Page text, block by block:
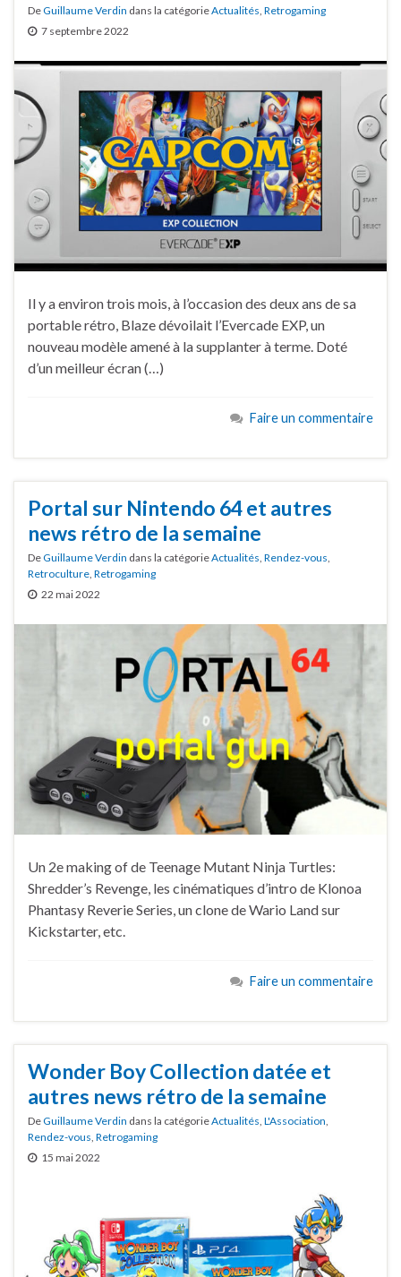
DeGuillaume Verdin dans la catégorieActualités, Retrogaming
7 septembre 2022
Il y a environ trois mois, à l’occasion des deux ans de sa
portable rétro, Blaze dévoilait l’Evercade EXP, un
nouveau modèle amené à la supplanter à terme. Doté
d’un meilleur écran (…)
Faire un commentaire
Portal sur Nintendo 64 et autres
news rétro de la semaine
DeGuillaume Verdin dans la catégorieActualités, Rendez-vous,
Retroculture, Retrogaming
22 mai 2022
Un 2e making of de Teenage Mutant Ninja Turtles:
Shredder’s Revenge, les cinématiques d’intro de Klonoa
Phantasy Reverie Series, un clone de Wario Land sur
Kickstarter, etc.
Faire un commentaire
Wonder Boy Collection datée et
autres news rétro de la semaine
DeGuillaume Verdin dans la catégorieActualités, L'Association,
Rendez-vous, Retrogaming
15 mai 2022